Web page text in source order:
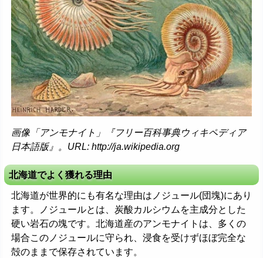
画像「アンモナイト」『フリー百科事典ウィキペディア
日本語版』。URL: http://ja.wikipedia.org
北海道でよく獲れる理由
北海道が世界的にも有名な理由はノジュール(団塊)にあり
ます。ノジュールとは、炭酸カルシウムを主成分とした
硬い岩石の塊です。北海道産のアンモナイトは、多くの
場合このノジュールに守られ、浸食を受けずほぼ完全な
殻のままで保存されています。